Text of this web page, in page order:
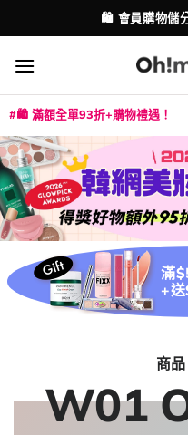
to
content
💳 支援消費券、FPS
🛍️ 滿額全單93折+購物禮遇！
滿
+
商
W01